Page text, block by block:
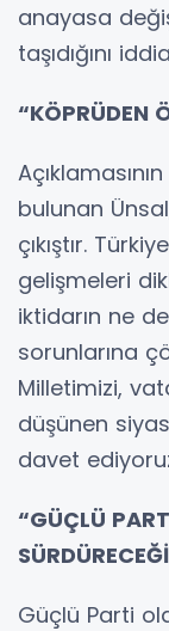
anayasa
taşıdığını
“KÖPRÜDEN
bulunan
çıkıştır.
gelişmeleri
iktidarın ne
sorunlarına
Milletimizi,
düşünen
davet
“GÜÇLÜ
Güçlü Parti